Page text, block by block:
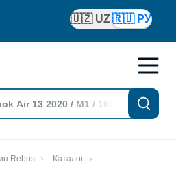
🇺🇿 UZ🇷🇺 РУ
Rebus
Каталог